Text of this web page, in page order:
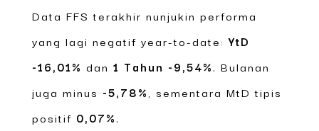
Data FFS terakhir nunjukin performa
yang lagi negatif year-to-date:YtD
-16,01% dan 1 Tahun -9,54%. Bulanan
juga minus -5,78% , sementara MtD tipis
positif 0,07%.